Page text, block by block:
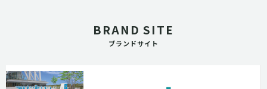
BRAND SITE
ブランドサイト